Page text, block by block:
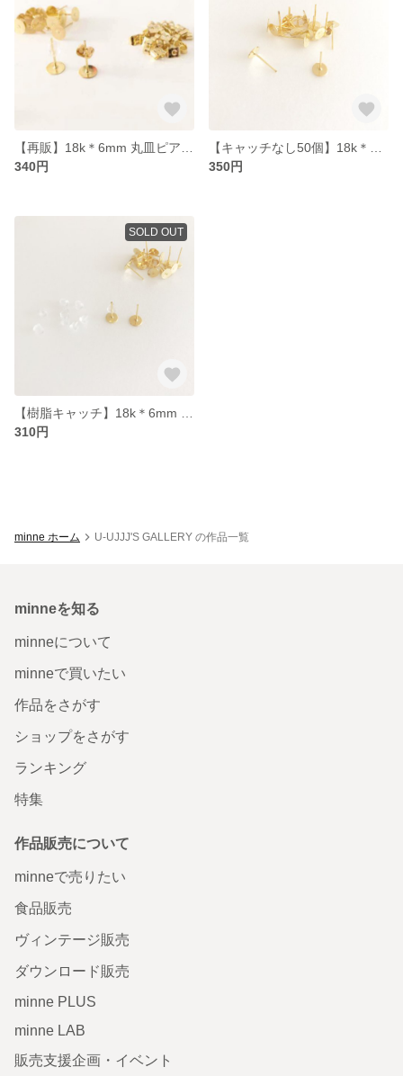
340円
350円
SOLD OUT
310円
minne ホーム U-UJJJ'S GALLERY の作品一覧
minneを知る
minneについて
minneで買いたい
作品をさがす
ショップをさがす
ランキング
特集
作品販売について
minneで売りたい
食品販売
ヴィンテージ販売
ダウンロード販売
minne PLUS
minne LAB
販売支援企画・イベント